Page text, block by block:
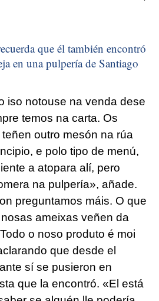
que él también encontró
en una pulpería de Santiago
iso notouse na venda dese
temos na carta. Os
outro mesón na rúa
e polo tipo de menú,
a atopara alí, pero
na pulpería», añade.
preguntamos máis. O que
ameixas veñen da
o noso produto é moi
que desde el
sí se pusieron en
que la encontró. «El está